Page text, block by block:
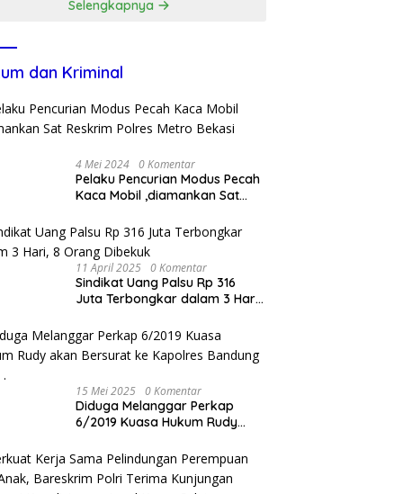
Selengkapnya
dan Kriminal
4 Mei 2024 0 Komentar
Pelaku Pencurian Modus Pecah
Kaca Mobil ,diamankan Sat
Kota
11 April 2025 0 Komentar
Sindikat Uang Palsu Rp 316
Juta Terbongkar dalam 3 Hari,
15 Mei 2025 0 Komentar
Diduga Melanggar Perkap
6/2019 Kuasa Hukum Rudy
Bandung Kota .